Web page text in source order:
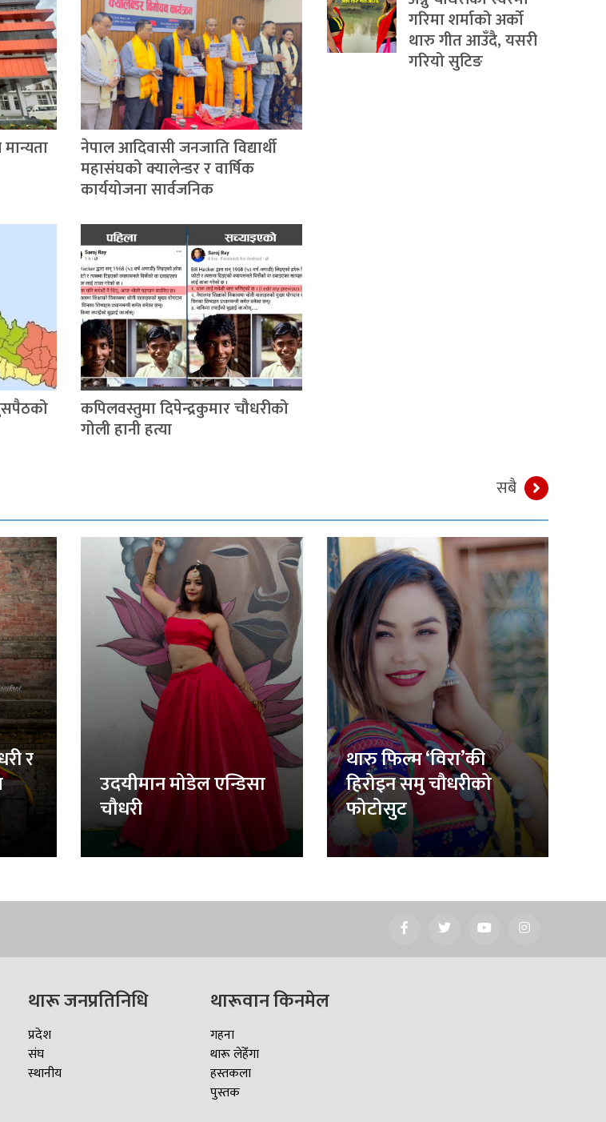
नेपाल आदिवासी जनजाति विद्यार्थी
महासंघको क्यालेन्डर र वार्षिक
कार्ययोजना सार्वजनिक
कपिलवस्तुमा दिपेन्द्रकुमार चौधरीको
गोली हानी हत्या
गरिमा शर्माको अर्को
थारु गीत आउँदै, यसरी
गरियो सुटिङ
सबै
र
उदयीमान मोडेल एन्डिसा
चौधरी
थारु फिल्म ‘विरा’की
हिरोइन समु चौधरीको
फोटोसुट
थारू जनप्रतिनिधि
प्रदेश
संघ
स्थानीय
थारूवान किनमेल
गहना
थारू लेहेँगा
हस्तकला
पुस्तक